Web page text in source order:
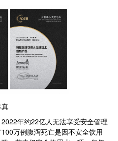
年约22亿人无法享受安全管理
万例腹泻死亡是因不安全饮用